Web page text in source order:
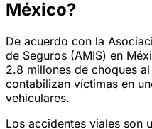
México?
De acuerdo con la
de Seguros (AMIS) en
2.8 millones de choques
contabilizan víctimas en
vehiculares.
Los accidentes viales son